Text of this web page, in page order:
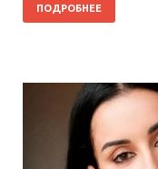
ПОДРОБНЕЕ